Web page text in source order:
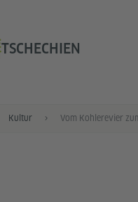
TSCHECHIEN
Kultur